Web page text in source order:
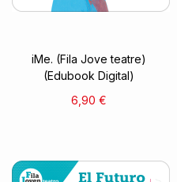
iMe. (Fila Jove teatre)
(Edubook Digital)
6,90 €